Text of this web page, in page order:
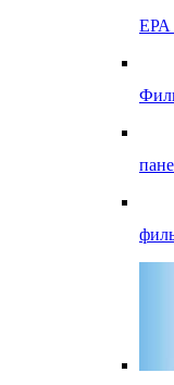
ЕРА